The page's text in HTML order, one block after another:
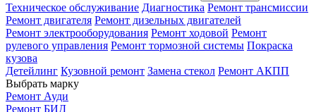
Техническое обслуживание Диагностика Ремонт трансмиссии
Ремонт двигателя Ремонт дизельных двигателей
Ремонт электрооборудования Ремонт ходовой Ремонт
рулевого управления Ремонт тормозной системы Покраска
кузова
Детейлинг Кузовной ремонт Замена стекол Ремонт АКПП
Выбрать марку
Ремонт Ауди
Ремонт БИД